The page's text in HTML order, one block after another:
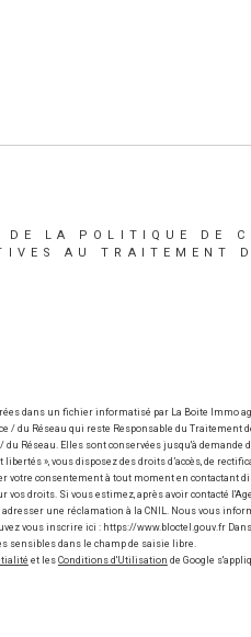
LA POLITIQUE DE
AU TRAITEMENT
dans un fichier informatisé par La Boite Immo
du Réseau qui reste Responsable du Traitement
Réseau. Elles sont conservées jusqu'à demande
», vous disposez des droits d’accès, de
consentement à tout moment en contactant
droits. Si vous estimez, après avoir contacté
une réclamation à la CNIL. Nous vous
vous inscrire ici : https://www.bloctel.gouv.fr
sensibles dans le champ de saisie libre.
et les Conditions d'Utilisation de Google